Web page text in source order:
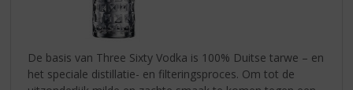
De basis van Three Sixty Vodka is 100% Duitse tarwe – en
het speciale distillatie- en filteringsproces. Om tot de